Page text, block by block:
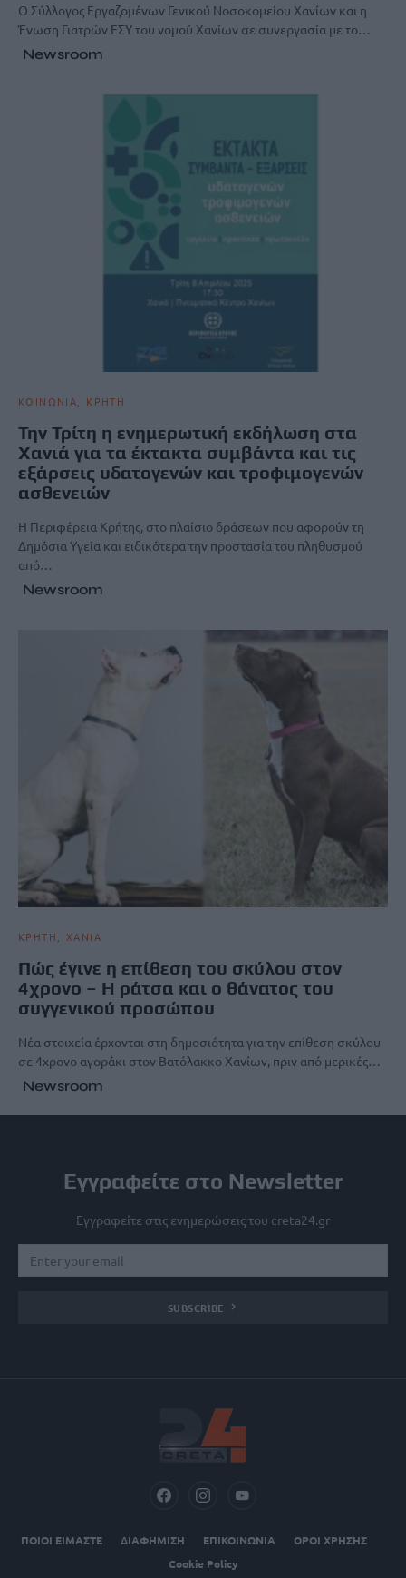
Ο Σύλλογος Εργαζομένων Γενικού Νοσοκομείου Χανίων και η
Ένωση Γιατρών ΕΣΥ του νομού Χανίων σε συνεργασία με το…
Newsroom
ΚΟΙΝΩΝΙΑ ΚΡΗΤΗ
Την Τρίτη η ενημερωτική εκδήλωση στα
Χανιά για τα έκτακτα συμβάντα και τις
εξάρσεις υδατογενών και τροφιμογενών
ασθενειών
Η Περιφέρεια Κρήτης, στο πλαίσιο δράσεων που αφορούν τη
Δημόσια Υγεία και ειδικότερα την προστασία του πληθυσμού
από…
Newsroom
ΚΡΗΤΗ ΧΑΝΙΑ
Πώς έγινε η επίθεση του σκύλου στον
4χρονο – Η ράτσα και ο θάνατος του
συγγενικού προσώπου
Νέα στοιχεία έρχονται στη δημοσιότητα για την επίθεση σκύλου
σε 4χρονο αγοράκι στον Βατόλακκο Χανίων, πριν από μερικές…
Newsroom
Εγγραφείτε στο Newsletter
Εγγραφείτε στις ενημερώσεις του creta24.gr
SUBSCRIBE
ΠΟΙΟΙ ΕΙΜΑΣΤΕ ΔΙΑΦΗΜΙΣΗ ΕΠΙΚΟΙΝΩΝΙΑ
ΟΡΟΙ ΧΡΗΣΗΣ
Cookie Policy